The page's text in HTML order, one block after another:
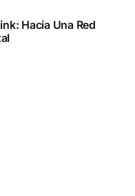
Hacia Una Red